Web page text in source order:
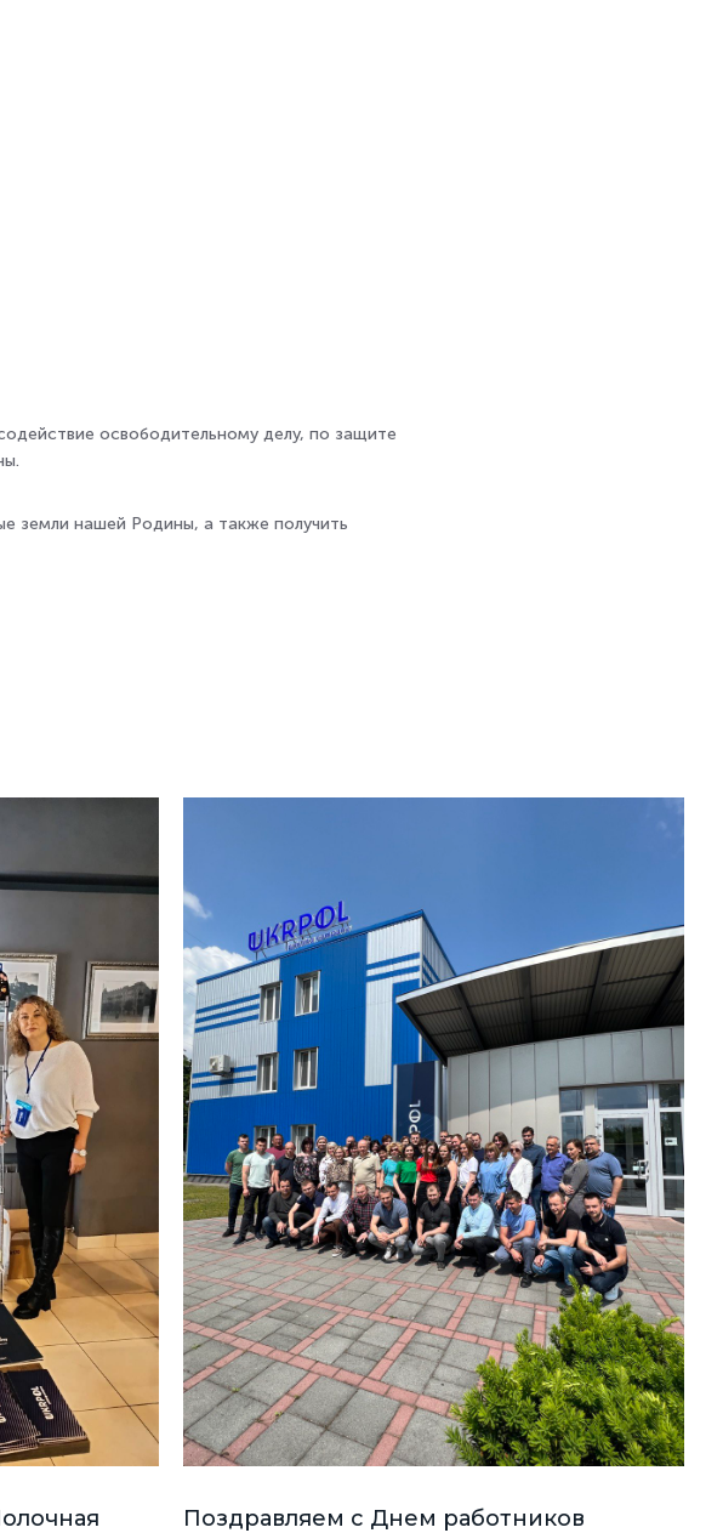
освободительному делу, по защите
земли нашей Родины, а также получить
Поздравляем с Днем работников